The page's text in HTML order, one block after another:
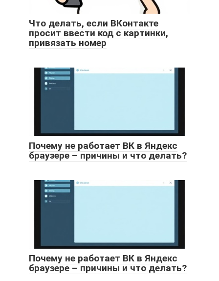
Что делать, если ВКонтакте
просит ввести код с картинки,
привязать номер
Почему не работает ВК в Яндекс
браузере – причины и что делать?
Почему не работает ВК в Яндекс
браузере – причины и что делать?